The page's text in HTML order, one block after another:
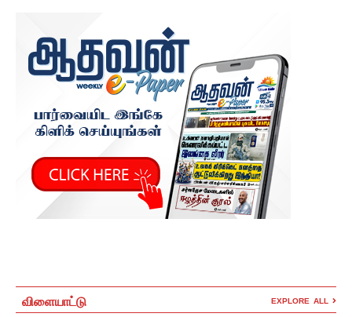
விளையாட்டு EXPLORE ALL